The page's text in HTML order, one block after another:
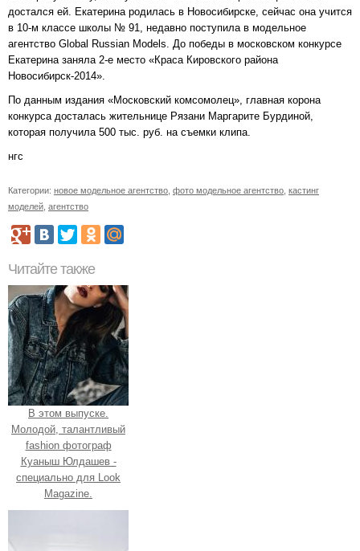
достался ей. Екатерина родилась в Новосибирске, сейчас она учится
в 10-м классе школы № 91, недавно поступила в модельное
агентство Global Russian Models. До победы в московском конкурсе
Екатерина заняла 2-е место «Краса Кировского района
Новосибирск-2014».
По данным издания «Московский комсомолец», главная корона
конкурса досталась жительнице Рязани Маргарите Бурдиной,
которая получила 500 тыс. руб. на съемки клипа.
нгс
Категории: новое модельное агентство фото модельное агентство кастинг
моделей агентство
Читайте также
В этом выпуске.
Молодой, талантливый
fashion фотограф
Куаныш Юлдашев -
специально для Look
Magazine.